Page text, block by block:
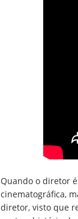
Quando o diretor
cinematográfica,
diretor, visto que